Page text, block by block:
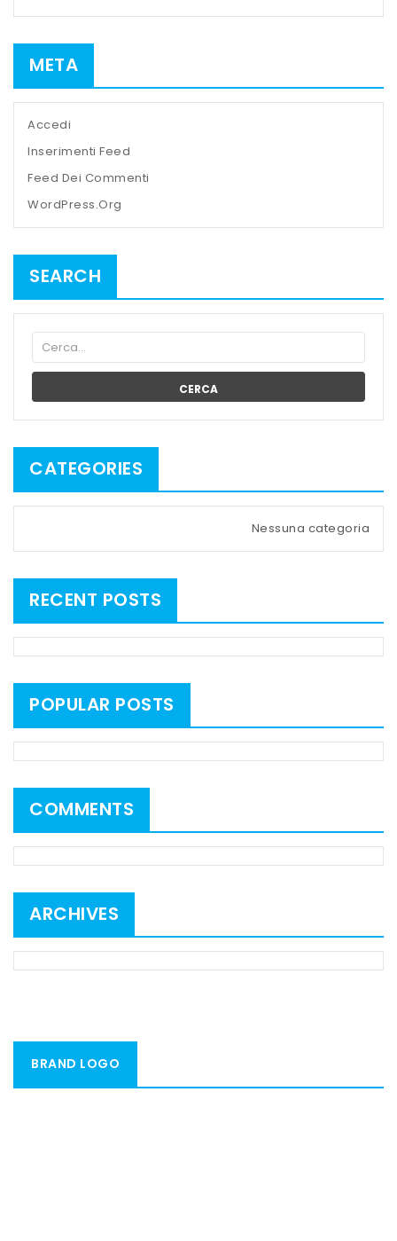
META
Accedi
Inserimenti Feed
Feed Dei Commenti
WordPress.org
SEARCH
CERCA
CATEGORIES
Nessuna categoria
RECENT POSTS
POPULAR POSTS
COMMENTS
ARCHIVES
BRAND LOGO